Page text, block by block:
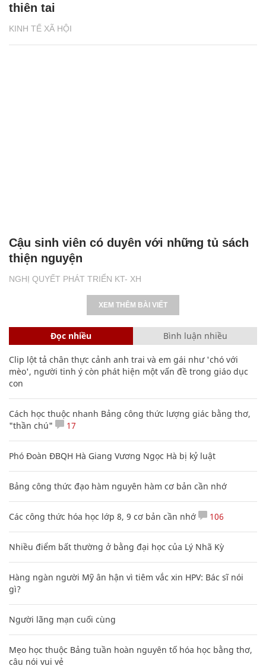
KINH TẾ XÃ HỘI
thiên tai
NGHỊ QUYẾT PHÁT TRIỂN KT- XH
Cậu sinh viên có duyên với những tủ sách
thiện nguyện
XEM THÊM BÀI VIẾT
Đọc nhiều Bình luận nhiều
Clip lột tả chân thực cảnh anh trai và em gái như 'chó với
mèo', người tinh ý còn phát hiện một vấn đề trong giáo dục
con
Cách học thuộc nhanh Bảng công thức lượng giác bằng thơ,
"thần chú"
17
Phó Đoàn ĐBQH Hà Giang Vương Ngọc Hà bị kỷ luật
Bảng công thức đạo hàm nguyên hàm cơ bản cần nhớ
Các công thức hóa học lớp 8, 9 cơ bản cần nhớ 106
Nhiều điểm bất thường ở bằng đại học của Lý Nhã Kỳ
Hàng ngàn người Mỹ ân hận vì tiêm vắc xin HPV: Bác sĩ nói
gì?
Người lãng mạn cuối cùng
Mẹo học thuộc Bảng tuần hoàn nguyên tố hóa học bằng thơ,
câu nói vui vẻ